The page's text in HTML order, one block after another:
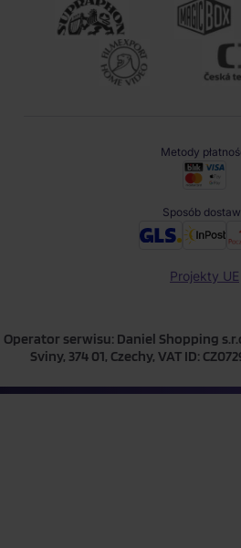
Metody
Sposób
Projekty UE
Operator serwisu: Daniel Shopping
Sviny, 374 01, Czechy, VAT ID: